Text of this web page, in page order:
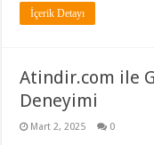
İçerik Detayı
Atindir.com ile
Deneyimi
Mart 2, 2025 0